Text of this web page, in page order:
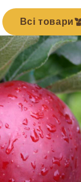
Всі товари